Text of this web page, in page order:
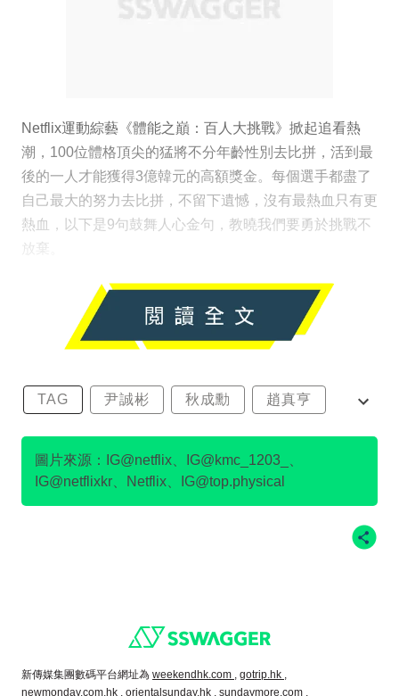
Netflix運動綜藝《體能之巔：百人大挑戰》掀起追看熱
潮，100位體格頂尖的猛將不分年齡性別去比拼，活到最
後的一人才能獲得3億韓元的高額獎金。每個選手都盡了
自己最大的努力去比拼，不留下遺憾，沒有最熱血只有更
熱血，以下是9句鼓舞人心金句，教曉我們要勇於挑戰不
放棄。
TAG 尹誠彬 秋成勳 趙真亨
金民澈
圖片來源：IG@netflix、IG@kmc_1203_、
IG@netflixkr、Netflix、IG@top.physical
新傳媒集團數碼平台網址為 weekendhk.com , gotrip.hk ,
newmonday.com.hk , orientalsunday.hk , sundaymore.com ,